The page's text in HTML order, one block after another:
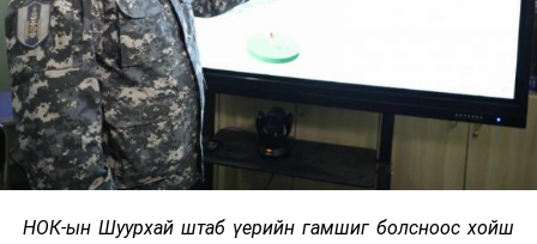
НОК-ын Шуурхай штаб үерийн гамшиг болсноос хойш